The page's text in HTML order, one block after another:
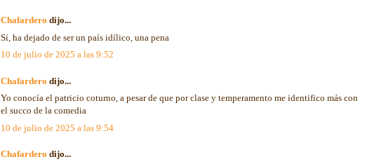
Chafardero dijo...
Sí, ha dejado de ser un país idílico, una pena
10 de julio de 2025 a las 9:52
Chafardero dijo...
Yo conocía el patricio coturno, a pesar de que por clase y temperamento me identifico más con
el succo de la comedia
10 de julio de 2025 a las 9:54
Chafardero dijo...